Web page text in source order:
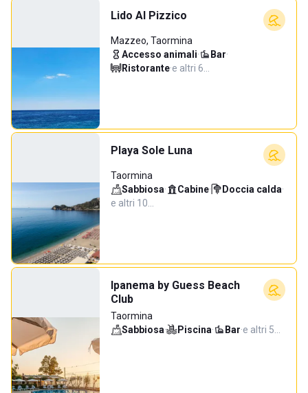
Lido Al Pizzico
Mazzeo, Taormina
Accesso animali· Bar·
Ristorante·e altri 6…
Playa Sole Luna
Taormina
Sabbiosa· Cabine· Doccia calda·
e altri 10…
Ipanema by Guess Beach
Club
Taormina
Sabbiosa· Piscina· Bar·e altri 5…